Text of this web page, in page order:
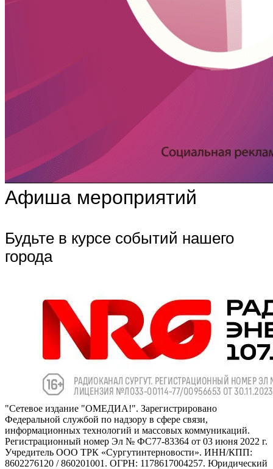
Афиша мероприятий
Будьте в курсе событий нашего
города
"Сетевое издание "ОМЕДИА!". Зарегистрировано
Федеральной службой по надзору в сфере связи,
информационных технологий и массовых коммуникаций.
Регистрационный номер Эл № ФС77-83364 от 03 июня 2022 г.
Учредитель ООО ТРК «Сургутинтерновости». ИНН/КПП:
8602276120 / 860201001. ОГРН: 1178617004257. Юридический